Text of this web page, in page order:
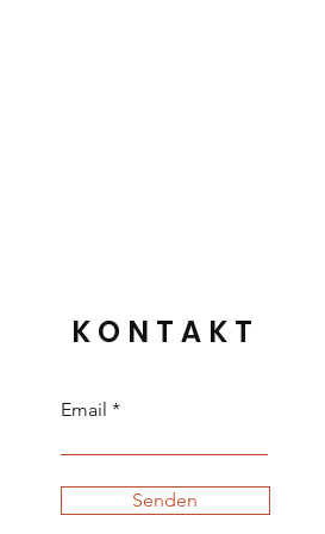
KONTAKT
Email
Senden